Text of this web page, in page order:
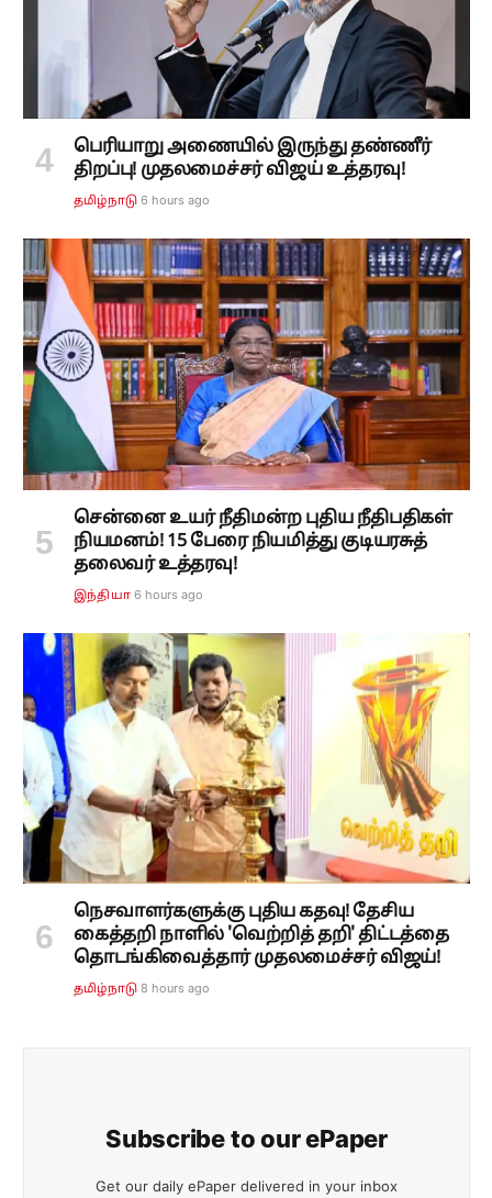
பெரியாறு அணையில் இருந்து தண்ணீர்
திறப்பு! முதலமைச்சர் விஜய் உத்தரவு!
தமிழ்நாடு 6 hours ago
சென்னை உயர் நீதிமன்ற புதிய நீதிபதிகள்
நியமனம்! 15 பேரை நியமித்து குடியரசுத்
தலைவர் உத்தரவு!
இந்தியா 6 hours ago
நெசவாளர்களுக்கு புதிய கதவு! தேசிய
கைத்தறி நாளில் 'வெற்றித் தறி' திட்டத்தை
தொடங்கிவைத்தார் முதலமைச்சர் விஜய்!
தமிழ்நாடு 8 hours ago
Subscribe to our ePaper
Get our daily ePaper delivered in your inbox